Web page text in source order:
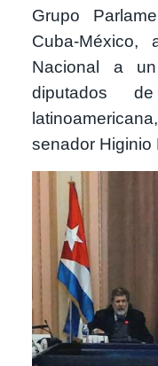
Grupo
Cuba-
Nacional a
diputados
senador Higinio
Image